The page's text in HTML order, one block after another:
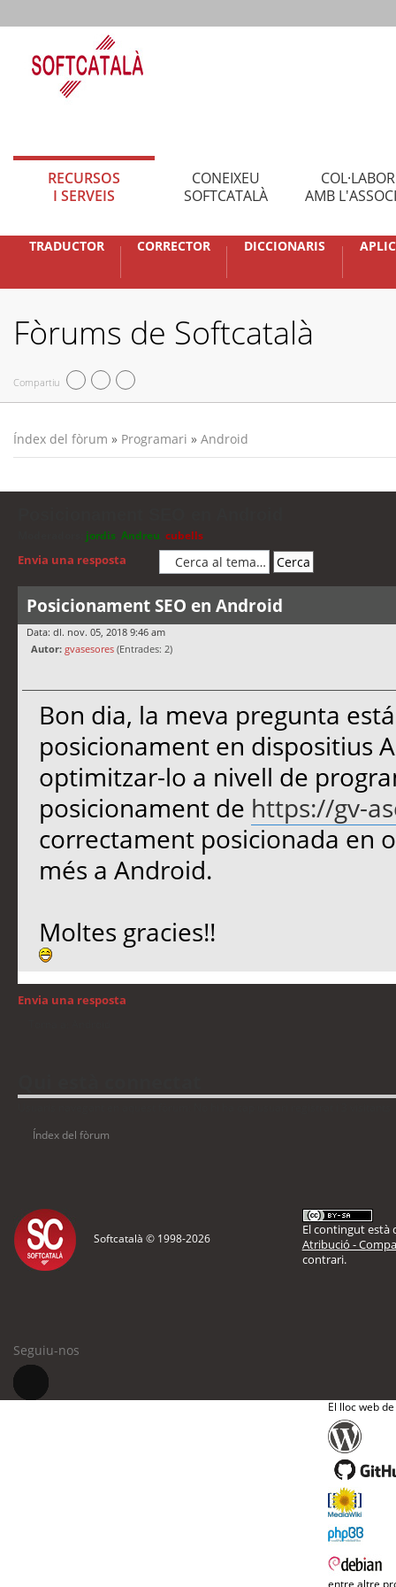
RECURSOS
I SERVEIS
CONEIXEU
SOFTCATALÀ
AMB
TRADUCTOR CORRECTOR DICCIONARIS
Fòrums de Softcatalà
Compartiu
Índex del fòrum » Programari » Android
jordis Andreu cubells
Envia una resposta
Posicionament SEO en Android
Data: dl. nov. 05, 2018 9:46 am
Autor: gvasesores (Entrades: 2)
Bon dia, la meva pregunta
posicionament en dispositius
optimitzar-lo a nivell de
posicionament de https://gv-
correctament posicionada en
més a Android.
Moltes gracies!!
Envia una resposta
Índex del fòrum
Softcatalà © 1998-2026
El contingut està
Atribució -
contrari.
Seguiu-nos
El lloc web
entre altre